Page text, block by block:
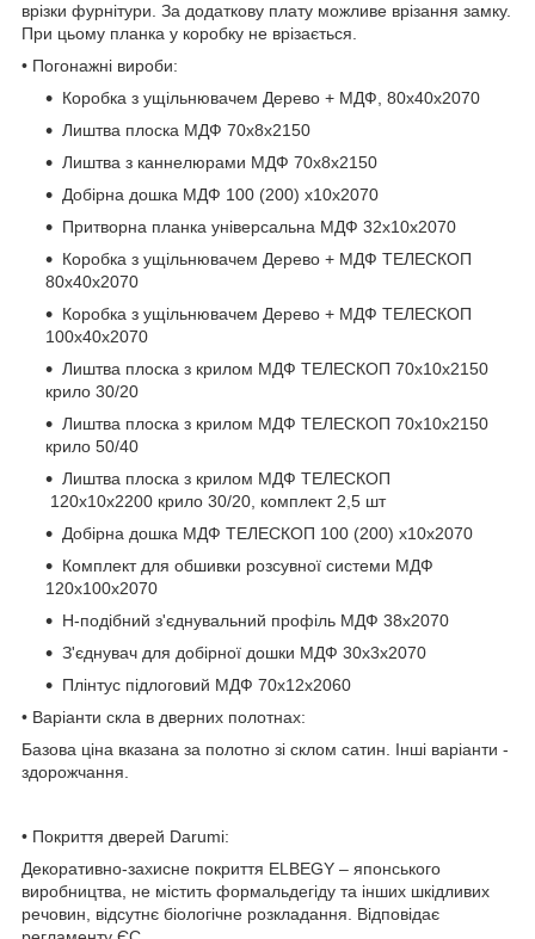
врізки фурнітури. За додаткову плату можливе врізання замку.
При цьому планка у коробку не врізається.
• Погонажні вироби:
Коробка з ущільнювачем Дерево + МДФ, 80х40х2070
Лиштва плоска МДФ 70х8х2150
Лиштва з каннелюрами МДФ 70х8х2150
Добірна дошка МДФ 100 (200) х10х2070
Притворна планка універсальна МДФ 32х10х2070
Коробка з ущільнювачем Дерево + МДФ ТЕЛЕСКОП
80х40х2070
Коробка з ущільнювачем Дерево + МДФ ТЕЛЕСКОП
100х40х2070
Лиштва плоска з крилом МДФ ТЕЛЕСКОП 70х10х2150
крило 30/20
Лиштва плоска з крилом МДФ ТЕЛЕСКОП 70х10х2150
крило 50/40
Лиштва плоска з крилом МДФ ТЕЛЕСКОП
120х10х2200 крило 30/20, комплект 2,5 шт
Добірна дошка МДФ ТЕЛЕСКОП 100 (200) х10х2070
Комплект для обшивки розсувної системи МДФ
120х100х2070
H-подібний з'єднувальний профіль МДФ 38х2070
З'єднувач для добірної дошки МДФ 30х3х2070
Плінтус підлоговий МДФ 70х12х2060
• Варіанти скла в дверних полотнах:
Базова ціна вказана за полотно зі склом сатин. Інші варіанти -
здорожчання.
• Покриття дверей Darumi:
Декоративно-захисне покриття ELBEGY – японського
виробництва, не містить формальдегіду та інших шкідливих
речовин, відсутнє біологічне розкладання. Відповідає